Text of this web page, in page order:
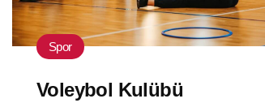
Spor
Voleybol Kulübü